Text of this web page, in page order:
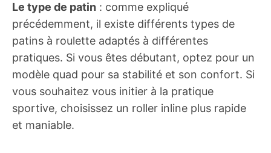
Le type de patin : comme expliqué
précédemment, il existe différents types de
patins à roulette adaptés à différentes
pratiques. Si vous êtes débutant, optez pour un
modèle quad pour sa stabilité et son confort. Si
vous souhaitez vous initier à la pratique
sportive, choisissez un roller inline plus rapide
et maniable.